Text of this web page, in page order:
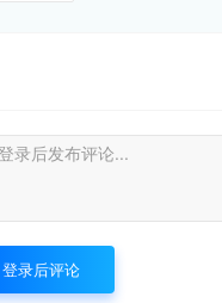
登录后评论